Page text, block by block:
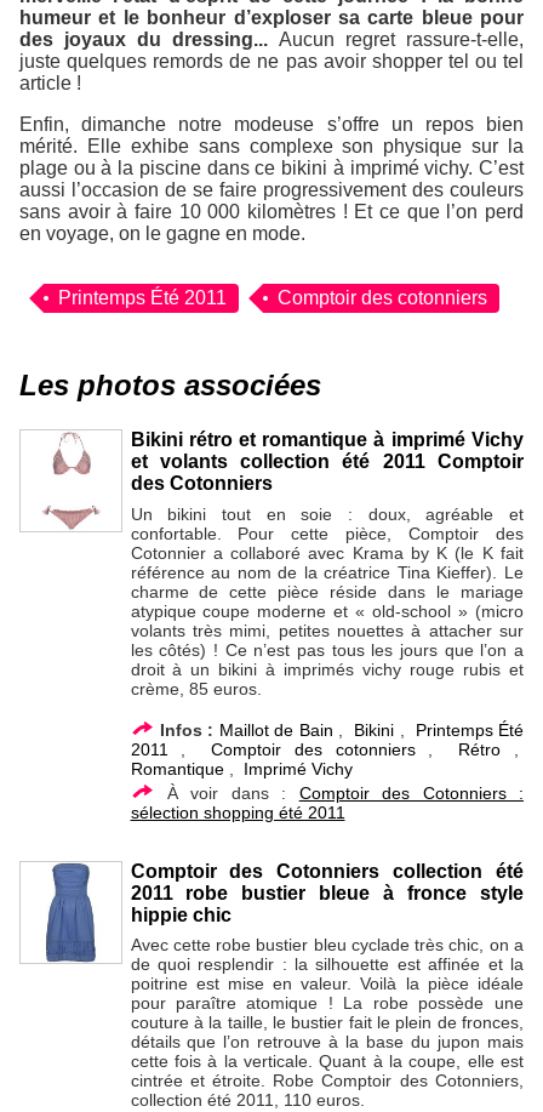
humeur et le bonheur d’exploser sa carte bleue pour
des joyaux du dressing... Aucun regret rassure-t-elle,
juste quelques remords de ne pas avoir shopper tel ou tel
article !
Enfin, dimanche notre modeuse s’offre un repos bien
mérité. Elle exhibe sans complexe son physique sur la
plage ou à la piscine dans ce bikini à imprimé vichy. C’est
aussi l’occasion de se faire progressivement des couleurs
sans avoir à faire 10 000 kilomètres ! Et ce que l’on perd
en voyage, on le gagne en mode.
Printemps Été 2011 Comptoir des cotonniers
Les photos associées
Bikini rétro et romantique à imprimé Vichy
et volants collection été 2011 Comptoir
des Cotonniers
Un bikini tout en soie : doux, agréable et
confortable. Pour cette pièce, Comptoir des
Cotonnier a collaboré avec Krama by K (le K fait
référence au nom de la créatrice Tina Kieffer). Le
charme de cette pièce réside dans le mariage
atypique coupe moderne et « old-school » (micro
volants très mimi, petites nouettes à attacher sur
les côtés) ! Ce n’est pas tous les jours que l’on a
droit à un bikini à imprimés vichy rouge rubis et
crème, 85 euros.
Infos : Maillot de Bain , Bikini , Printemps Été
2011,Comptoir des cotonniers, Rétro ,
Romantique, Imprimé Vichy
À voir dans : Comptoir des Cotonniers :
sélection shopping été 2011
Comptoir des Cotonniers collection été
2011 robe bustier bleue à fronce style
hippie chic
Avec cette robe bustier bleu cyclade très chic, on a
de quoi resplendir : la silhouette est affinée et la
poitrine est mise en valeur. Voilà la pièce idéale
pour paraître atomique ! La robe possède une
couture à la taille, le bustier fait le plein de fronces,
détails que l’on retrouve à la base du jupon mais
cette fois à la verticale. Quant à la coupe, elle est
cintrée et étroite. Robe Comptoir des Cotonniers,
collection été 2011, 110 euros.